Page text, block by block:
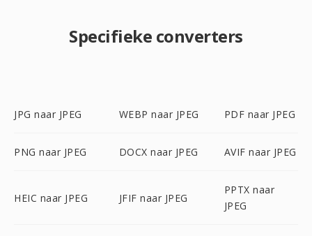
Specifieke converters
JPG naar JPEG WEBP naar JPEG PDF naar JPEG
PNG naar JPEG DOCX naar JPEG AVIF naar JPEG
HEIC naar JPEG JFIF naar JPEG
PPTX naar
JPEG